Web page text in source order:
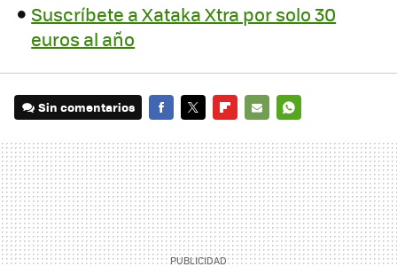
Suscríbete a Xataka Xtra por solo 30
euros al año
Sin comentarios
MAIL